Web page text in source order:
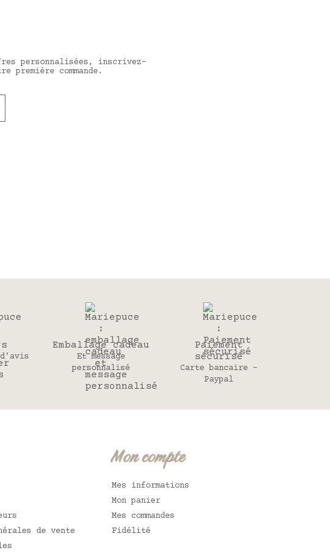
personnalisées, inscrivez-
commande.
Emballage cadeau
Et message
personnalisé
Paiement
sécurisé
Carte bancaire -
Paypal
de vente
Mon compte
Mes informations
Mon panier
Mes commandes
Fidélité